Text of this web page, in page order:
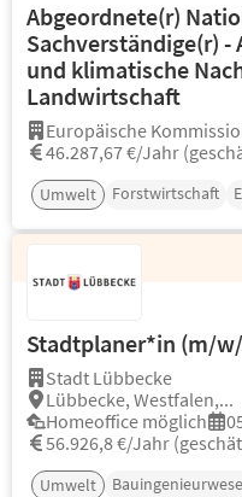
Abgeordnete(r)
Sachverständige(r) -
und klimatische
Landwirtschaft
Europäische
46.287,67 €/Jahr
Umwelt Forstwirtschaft
Stadtplaner*in (m/
Stadt Lübbecke
Lübbecke, Westfalen,...
Homeoffice möglich
56.926,8 €/Jahr
Umwelt